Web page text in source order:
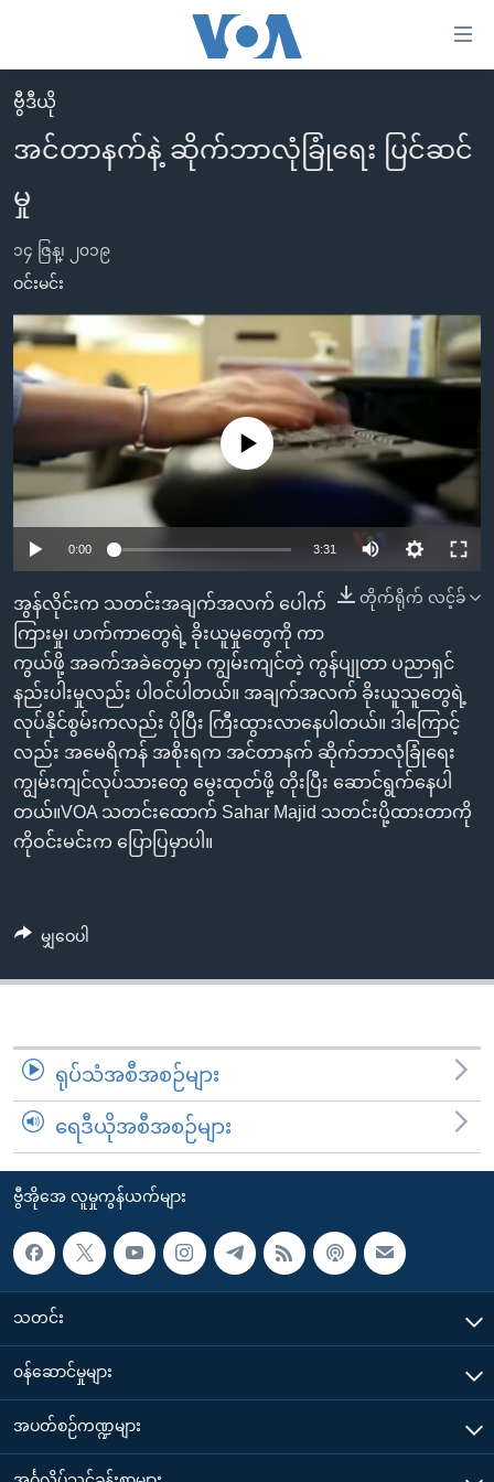
လွယ်ကူ
စေ
Link
များ
ပင်မ
အကြောင်းအရာ
သို့
ကျော်
ကြည့်
ပင်မ
အ
ညွန်း
စာမျက်နှာ
ကျော်
ကြည့်
ရှာဖွေ
နေရာ
ကျော်
မူလစာမျက်နှာ
မြန်မာ
ကမ္ဘာ့သတင်းများ
အမေရိကန်
တရုတ်
အစ္စရေး-ပါလက်စတိုင်း
သတင်းလွတ်လပ်ခွင့်
ရပ်ဝန်းတခု လမ်းတခု အလွန်
အင်္ဂလိပ်စာလေ့လာမယ်
အမေရိကန်သုံးအီဒီယံ
မကြေးမုံရဲ့ အင်္ဂလိပ်စာ
ရုပ်ရှင်ထဲက အင်္ဂလိပ်စာ
သုတပဒေသာ အင်္ဂလိပ်စာ
အပတ်စဉ်ကဏ္ဍများ
တီဗွီ
ရေဒီယိုနှင့်ရုပ်သံ အချက်အလက်များ
ရေဒီယို/တီဗွီအစီအစဉ်
Learning English
ဗွီအိုအေ လူမှုကွန်ယက်များ
ဘာသာစကားများ
ဗွီဒီယို
အင်တာနက်နဲ့ ဆိုက်ဘာလုံခြုံရေး ပြင်ဆင်
မှု
၁၄ ဇြန္၊ ၂၀၁၉
ဝင်းမင်း
No media source currently available
0:00 3:31
တိုက်ရိုက် လင့်ခ်
အွန်လိုင်းက သတင်းအချက်အလက် ပေါက်
ကြားမှု၊ ဟက်ကာတွေရဲ့ ခိုးယူမှုတွေကို ကာ
ကွယ်ဖို့ အခက်အခဲတွေမှာ ကျွမ်းကျင်တဲ့ ကွန်ပျုတာ ပညာရှင်
နည်းပါးမှုလည်း ပါဝင်ပါတယ်။ အချက်အလက် ခိုးယူသူတွေရဲ့
လုပ်နိုင်စွမ်းကလည်း ပိုပြီး ကြီးထွားလာနေပါတယ်။ ဒါကြောင့်
လည်း အမေရိကန် အစိုးရက အင်တာနက် ဆိုက်ဘာလုံခြုံရေး
ကျွမ်းကျင်လုပ်သားတွေ မွေးထုတ်ဖို့ တိုးပြီး ဆောင်ရွက်နေပါ
တယ်။VOA သတင်းထောက် Sahar Majid သတင်းပို့ထားတာကို
ကိုဝင်းမင်းက ပြောပြမှာပါ။
မျှဝေပါ
ရုပ်သံအစီအစဉ်များ
ရေဒီယိုအစီအစဉ်များ
ဗွီအိုအေ လူမှုကွန်ယက်များ
သတင်း
၀န်ဆောင်မှုများ
အပတ်စဉ်ကဏ္ဍများ